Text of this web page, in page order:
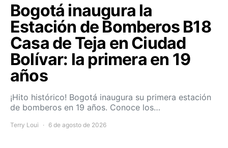
Bogotá inaugura la
Estación de Bomberos B18
Casa de Teja en Ciudad
Bolívar: la primera en 19
años
¡Hito histórico! Bogotá inaugura su primera estación
de bomberos en 19 años. Conoce los…
Terry Loui 6 de agosto de 2026